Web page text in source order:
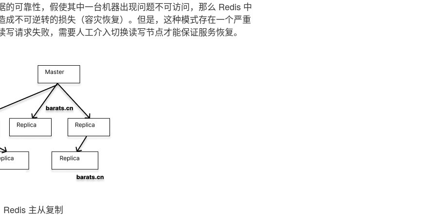
可靠性，假使其中一台机器出现问题不可访问，那么 Redis 中
不可逆转的损失（容灾恢复）。但是，这种模式存在一个严重
请求失败，需要人工介入切换读写节点才能保证服务恢复。
Redis 主从复制